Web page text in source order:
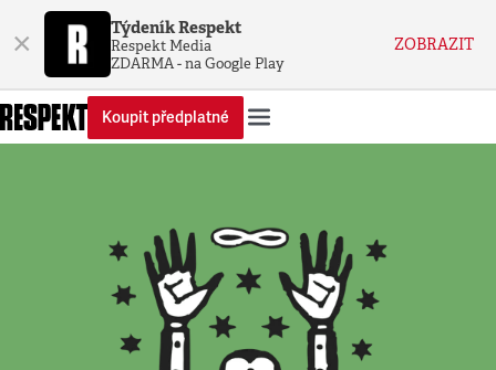
× Týdeník Respekt
Respekt Media
ZDARMA - na Google Play
ZOBRAZIT
Koupit předplatné